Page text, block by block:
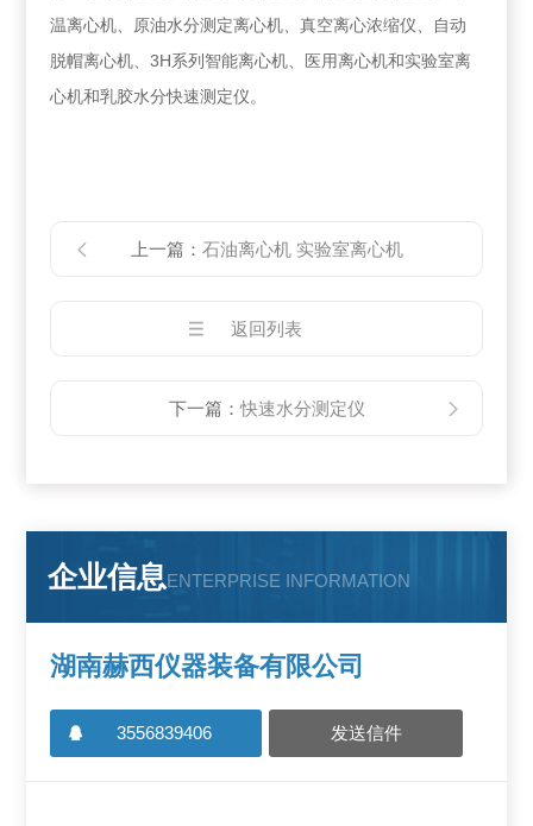
温离心机、原油水分测定离心机、真空离心浓缩仪、自动
脱帽离心机、3H系列智能离心机、医用离心机和实验室离
心机和乳胶水分快速测定仪。
上一篇： 石油离心机 实验室离心机
返回列表
下一篇： 快速水分测定仪
企业信息ENTERPRISE INFORMATION
湖南赫西仪器装备有限公司
3556839406 发送信件